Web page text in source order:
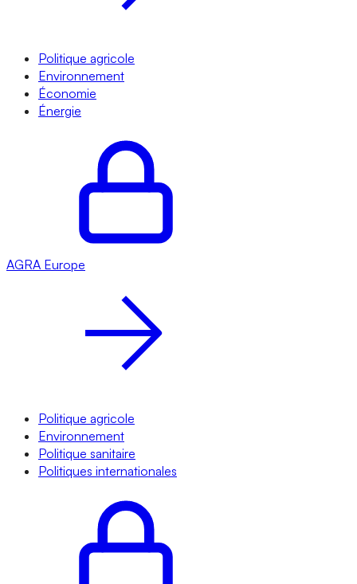
Politique agricole
Environnement
Économie
Énergie
AGRA Europe
Politique agricole
Environnement
Politique sanitaire
Politiques internationales